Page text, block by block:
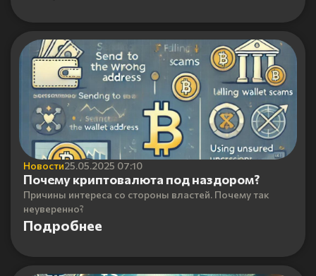
Новости25.05.2025 07:10
Почему криптовалюта под наздором?
Причины интереса со стороны властей. Почему так
неуверенно?
Подробнее